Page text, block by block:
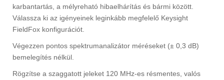
karbantartás, a mélyreható hibaelhárítás és bármi között.
Válassza ki az igényeinek leginkább megfelelő Keysight
FieldFox konfigurációt.
Végezzen pontos spektrumanalizátor méréseket (± 0,3 dB)
bemelegítés nélkül.
Rögzítse a szaggatott jeleket 120 MHz-es résmentes, valós